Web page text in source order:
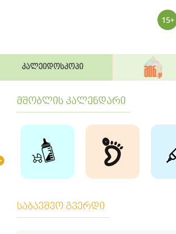
კალეიდოსკოპი
მშობლის კალენდარი
საბავშვო გვერდი